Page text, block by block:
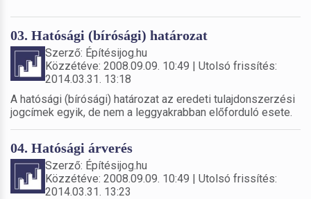
03. Hatósági (bírósági) határozat
Szerző: Építésijog.hu
Közzétéve: 2008.09.09. 10:49 | Utolsó frissítés:
2014.03.31. 13:18
A hatósági (bírósági) határozat az eredeti tulajdonszerzési
jogcímek egyik, de nem a leggyakrabban előforduló esete.
04. Hatósági árverés
Szerző: Építésijog.hu
Közzétéve: 2008.09.09. 10:49 | Utolsó frissítés:
2014.03.31. 13:23